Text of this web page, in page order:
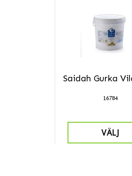
Saidah Gurka
16784
VÄLJ